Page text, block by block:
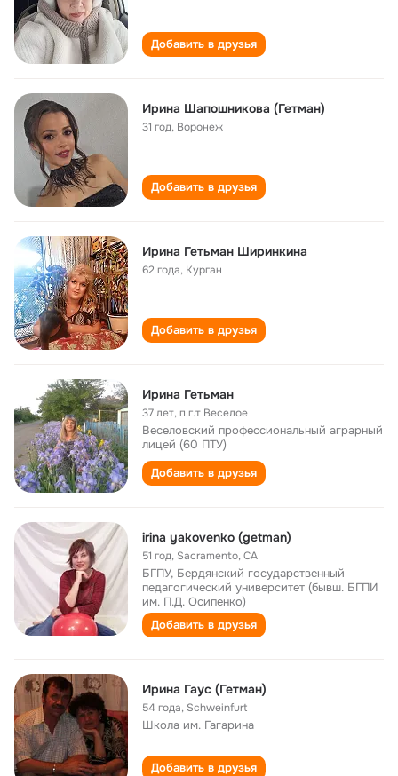
Добавить в друзья
Ирина Шапошникова (Гетман)
31 год, Воронеж
Добавить в друзья
Ирина Гетьман Ширинкина
62 года, Курган
Добавить в друзья
Ирина Гетьман
37 лет,п.г.т Веселое
Веселовский профессиональный аграрный
лицей (60 ПТУ)
Добавить в друзья
irina yakovenko (getman)
51 год, Sacramento, CA
БГПУ, Бердянский государственный
педагогический университет (бывш. БГПИ
им. П.Д. Осипенко)
Добавить в друзья
Ирина Гаус (Гетман)
54 года, Schweinfurt
Школа им. Гагарина
Добавить в друзья